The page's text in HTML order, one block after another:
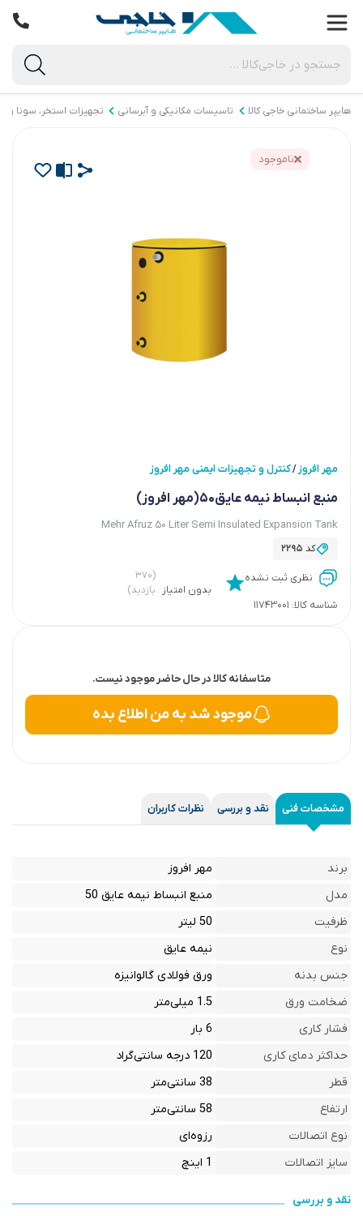
هایپر ساختمانی خاجی‌ کالا تاسیسات مکانیکی و آبرسانی تجهیزات استخر، سونا و
ناموجود
مهر افروز /کنترل و تجهیزات ایمنی مهر افروز
منبع انبساط نیمه عایق50(مهر افروز)
Mehr Afruz 50 Liter Semi Insulated Expansion Tank
کد 2295
نظری ثبت نشده
بدون امتیاز
(۳۷۰
بازدید)
شناسه کالا: 11743001
متاسفانه کالا در حال حاضر موجود نیست.
موجود شد به من اطلاع بده
مشخصات فنی نقد و بررسی نظرات کاربران
برند
مهر افروز
مدل
منبع انبساط نیمه عایق 50
ظرفیت
50 لیتر
نوع
نیمه عایق
جنس بدنه
ورق فولادی گالوانیزه
ضخامت ورق
1.5 میلی‌متر
فشار کاری
6 بار
حداکثر دمای کاری
120 درجه سانتی‌گراد
قطر
38 سانتی‌متر
ارتفاع
58 سانتی‌متر
نوع اتصالات
رزوه‌ای
سایز اتصالات
1 اینچ
نقد و بررسی